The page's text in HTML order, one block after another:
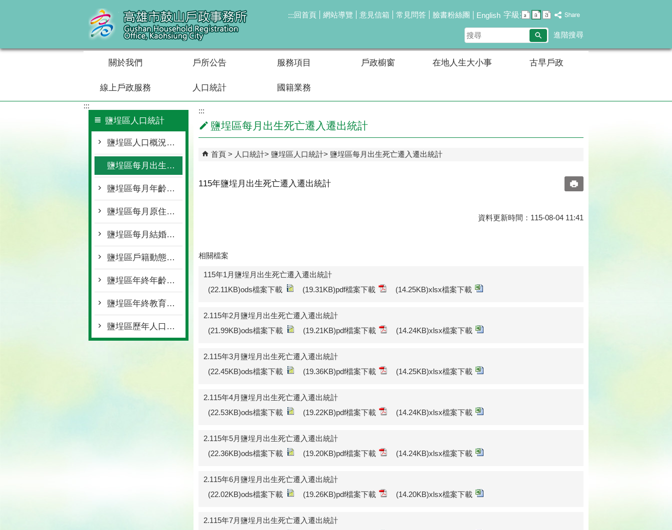
:::回首頁 網站導覽 意見信箱 常見問答 臉書粉絲團 English 字級:
搜
尋
進階搜尋
關於我們 戶所公告 服務項目 戶政櫥窗 在地人生大小事 古早戶政
線上戶政服務 人口統計 國籍業務
:::
鹽埕區人口統計
鹽埕區人口概況統計
鹽埕區每月出生死亡遷入遷出統計
鹽埕區每月年齡層按里別統計
鹽埕區每月原住民按里別統計
鹽埕區每月結婚離婚統計
鹽埕區戶籍動態登記
鹽埕區年終年齡層統計
鹽埕區年終教育程度統計
鹽埕區歷年人口統計
:::
鹽埕區每月出生死亡遷入遷出統計
首頁 人口統計 鹽埕區人口統計 鹽埕區每月出生死亡遷入遷出統計
115年鹽埕月出生死亡遷入遷出統計
資料更新時間：115-08-04 11:41
相關檔案
115年1月鹽埕月出生死亡遷入遷出統計
(22.11KB)ods檔案下載
(19.31KB)pdf檔案下載 (14.25KB)xlsx檔案下載
2.115年2月鹽埕月出生死亡遷入遷出統計
(21.99KB)ods檔案下載
(19.21KB)pdf檔案下載 (14.24KB)xlsx檔案下載
2.115年3月鹽埕月出生死亡遷入遷出統計
(22.45KB)ods檔案下載
(19.36KB)pdf檔案下載 (14.25KB)xlsx檔案下載
2.115年4月鹽埕月出生死亡遷入遷出統計
(22.53KB)ods檔案下載
(19.22KB)pdf檔案下載 (14.24KB)xlsx檔案下載
2.115年5月鹽埕月出生死亡遷入遷出統計
(22.36KB)ods檔案下載
(19.20KB)pdf檔案下載 (14.24KB)xlsx檔案下載
2.115年6月鹽埕月出生死亡遷入遷出統計
(22.02KB)ods檔案下載
(19.26KB)pdf檔案下載 (14.20KB)xlsx檔案下載
2.115年7月鹽埕月出生死亡遷入遷出統計